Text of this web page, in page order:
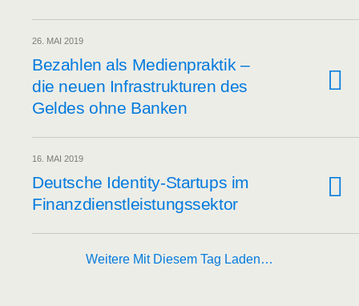
26. MAI 2019
Bezah­len als Medi­en­prak­tik –
die neu­en Infra­struk­tu­ren des
Gel­des ohne Banken
16. MAI 2019
Deut­sche Iden­ti­ty-Start­ups im
Finanzdienstleistungssektor
Weitere Mit Diesem Tag Laden…